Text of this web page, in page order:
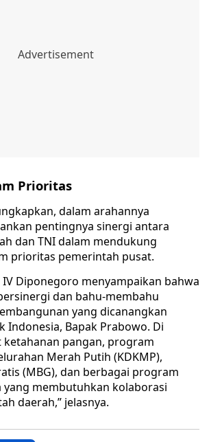
Prioritas
dalam arahannya
pentingnya sinergi antara
dan TNI dalam mendukung
prioritas pemerintah pusat.
IV Diponegoro menyampaikan bahwa
dan bahu-membahu
yang dicanangkan
Indonesia, Bapak Prabowo. Di
pangan, program
Merah Putih (KDKMP),
(MBG), dan berbagai program
yang membutuhkan kolaborasi
daerah,” jelasnya.